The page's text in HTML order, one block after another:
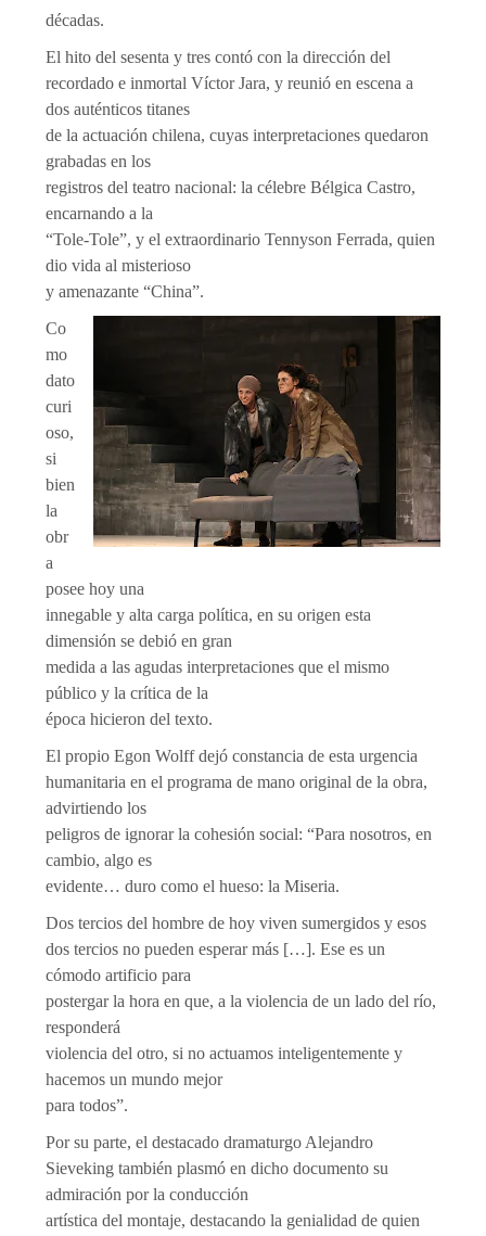
décadas.
El hito del sesenta y tres contó con la dirección del
recordado e inmortal Víctor Jara, y reunió en escena a
dos auténticos titanes
de la actuación chilena, cuyas interpretaciones quedaron
grabadas en los
registros del teatro nacional: la célebre Bélgica Castro,
encarnando a la
“Tole-Tole”, y el extraordinario Tennyson Ferrada, quien
dio vida al misterioso
y amenazante “China”.
Co
mo
dato
curi
oso,
si
bien
la
obr
a
posee hoy una
innegable y alta carga política, en su origen esta
dimensión se debió en gran
medida a las agudas interpretaciones que el mismo
público y la crítica de la
época hicieron del texto.
El propio Egon Wolff dejó constancia de esta urgencia
humanitaria en el programa de mano original de la obra,
advirtiendo los
peligros de ignorar la cohesión social: “Para nosotros, en
cambio, algo es
evidente… duro como el hueso: la Miseria.
Dos tercios del hombre de hoy viven sumergidos y esos
dos tercios no pueden esperar más […]. Ese es un
cómodo artificio para
postergar la hora en que, a la violencia de un lado del río,
responderá
violencia del otro, si no actuamos inteligentemente y
hacemos un mundo mejor
para todos”.
Por su parte, el destacado dramaturgo Alejandro
Sieveking también plasmó en dicho documento su
admiración por la conducción
artística del montaje, destacando la genialidad de quien